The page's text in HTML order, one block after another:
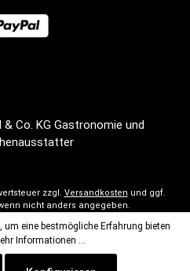
& Co. KG Gastronomie und
zzgl. Versandkosten und ggf.
nicht anders angegeben.
um eine bestmögliche Erfahrung bieten
Informationen ...